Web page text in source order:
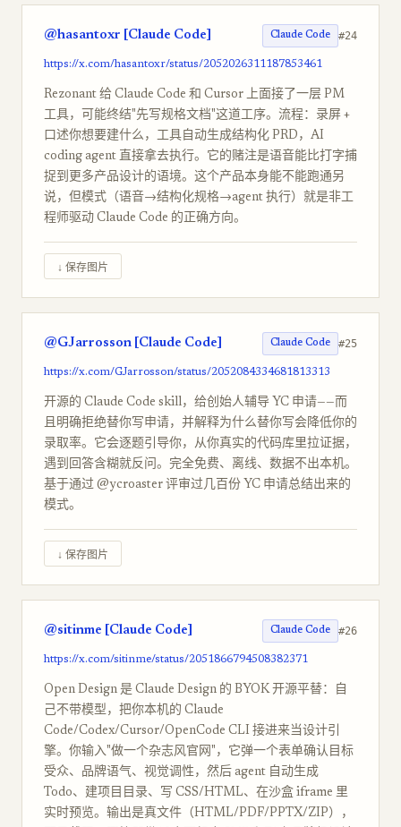
@hasantoxr [Claude Code] Claude Code #24
https://x.com/hasantoxr/status/2052026311187853461
Rezonant 给 Claude Code 和 Cursor 上面接了一层 PM
工具，可能终结"先写规格文档"这道工序。流程：录屏 +
口述你想要建什么，工具自动生成结构化 PRD，AI
coding agent 直接拿去执行。它的赌注是语音能比打字捕
捉到更多产品设计的语境。这个产品本身能不能跑通另
说，但模式（语音→结构化规格→agent 执行）就是非工
程师驱动 Claude Code 的正确方向。
↓ 保存图片
@GJarrosson [Claude Code] Claude Code #25
https://x.com/GJarrosson/status/2052084334681813313
开源的 Claude Code skill，给创始人辅导 YC 申请——而
且明确拒绝替你写申请，并解释为什么替你写会降低你的
录取率。它会逐题引导你，从你真实的代码库里拉证据，
遇到回答含糊就反问。完全免费、离线、数据不出本机。
基于通过 @ycroaster 评审过几百份 YC 申请总结出来的
模式。
↓ 保存图片
@sitinme [Claude Code] Claude Code #26
https://x.com/sitinme/status/2051866794508382371
Open Design 是 Claude Design 的 BYOK 开源平替：自
己不带模型，把你本机的 Claude
Code/Codex/Cursor/OpenCode CLI 接进来当设计引
擎。你输入"做一个杂志风官网"，它弹一个表单确认目标
受众、品牌语气、视觉调性，然后 agent 自动生成
Todo、建项目目录、写 CSS/HTML、在沙盒 iframe 里
实时预览。输出是真文件（HTML/PDF/PPTX/ZIP），